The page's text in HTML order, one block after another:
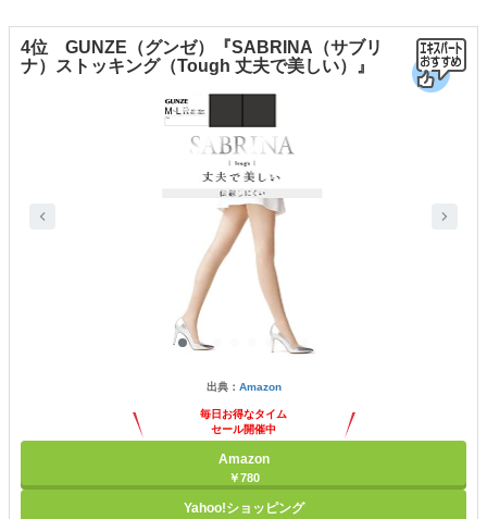
4位 GUNZE（グンゼ）『SABRINA（サブリ
ナ）ストッキング（Tough 丈夫で美しい）』
出典： Amazon
毎日お得なタイム
セール開催中
Amazon
￥780
Yahoo!ショッピング